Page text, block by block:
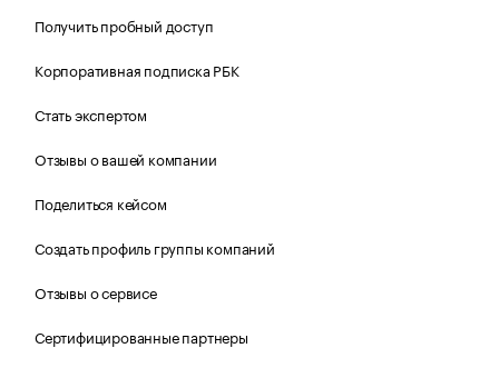
Получить пробный доступ
Корпоративная подписка РБК
Стать экспертом
Отзывы о вашей компании
Поделиться кейсом
Создать профиль группы компаний
Отзывы о сервисе
Сертифицированные партнеры